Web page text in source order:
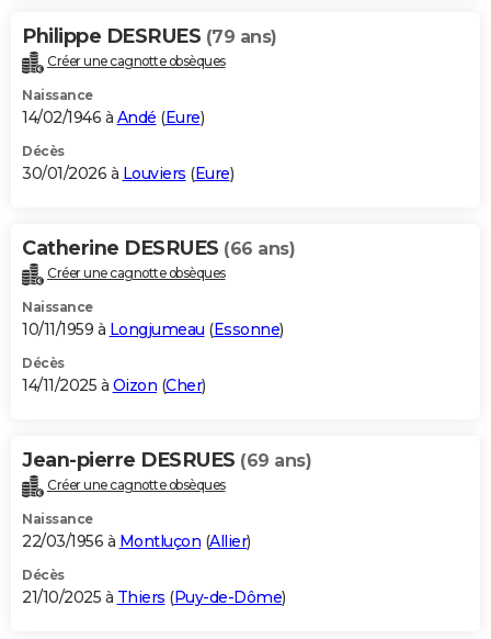
Philippe DESRUES (79 ans)
Créer une cagnotte obsèques
Naissance
14/02/1946 à Andé (Eure)
Décès
30/01/2026 à Louviers (Eure)
Catherine DESRUES (66 ans)
Créer une cagnotte obsèques
Naissance
10/11/1959 à Longjumeau (Essonne)
Décès
14/11/2025 à Oizon (Cher)
Jean-pierre DESRUES (69 ans)
Créer une cagnotte obsèques
Naissance
22/03/1956 à Montluçon (Allier)
Décès
21/10/2025 à Thiers (Puy-de-Dôme)